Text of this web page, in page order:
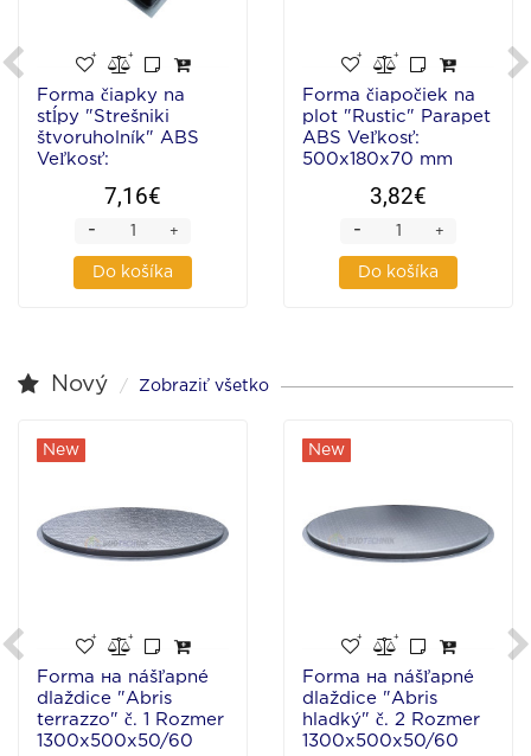
Forma čiapky na
stĺpy "Strešniki
štvoruholník" ABS
Veľkosť:
7,16€
+
-
Do košíka
Forma čiapočiek na
plot "Rustic" Parapet
ABS Veľkosť:
500x180x70 mm
3,82€
+
-
Do košíka
Nový Zobraziť všetko
New
Forma на nášľapné
dlaždice "Abris
terrazzo" č. 1 Rozmer
1300x500x50/60
New
Forma на nášľapné
dlaždice "Abris
hladký" č. 2 Rozmer
1300x500x50/60